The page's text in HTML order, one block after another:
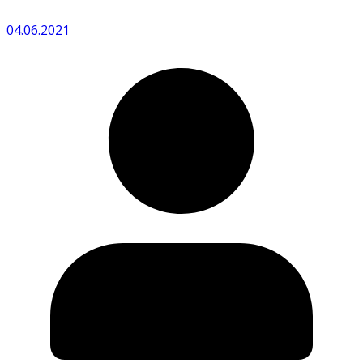
04.06.2021